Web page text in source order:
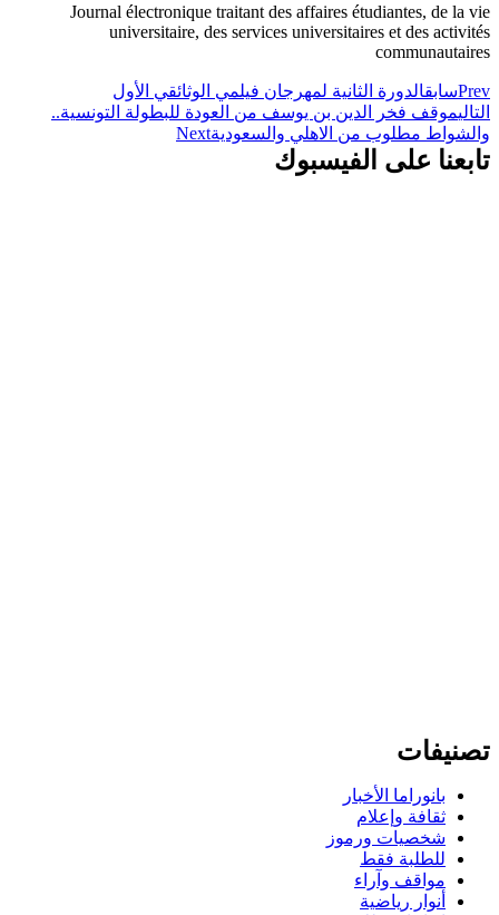
Journal électronique traitant des affaires étudiantes, de la vie
universitaire, des services universitaires et des activités
communautaires
Prevسابقالدورة الثانية لمهرجان فيلمي الوثائقي الأول
التاليموقف فخر الدين بن يوسف من العودة للبطولة التونسية..
والشواط مطلوب من الاهلي والسعوديةNext
تابعنا على الفيسبوك
تصنيفات
بانوراما الأخبار
ثقافة وإعلام
شخصيات ورموز
للطلبة فقط
مواقف وآراء
أنوار رياضية